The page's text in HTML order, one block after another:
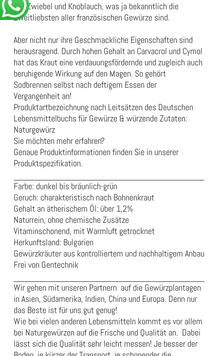
mit Zwiebel und Knoblauch, was ja bekanntlich die
Zweitliebsten aller französischen Gewürze sind.
Aber nicht nur ihre Geschmackliche Eigenschaften sind
herausragend. Durch hohen Gehalt an Carvacrol und Cymol
hat das Kraut eine verdauungsfördernde und zugleich auch
beruhigende Wirkung auf den Magen. So gehört
Sodbrennen selbst nach deftigem Essen der
Vergangenheit an!
Produktartbezeichnung nach Leitsätzen des Deutschen
Lebensmittelbuchs für Gewürze & würzende Zutaten:
Naturgewürz
Sie möchten mehr erfahren?
Genaue Produktinformationen finden Sie in unserer
Produktspezifikation.
Farbe: dunkel bis bräunlich-grün
Geruch: charakteristisch nach Bohnenkraut
Gehalt an ätherischem Öl: über 1,2%
Naturrein, ohne chemische Zusätze
Vitaminschonend, mit Warmluft getrocknet
Herkunftsland: Bulgarien
Gewürzkräuter aus kontrolliertem und nachhaltigem Anbau
Frei von Gentechnik
Wir gehen mit unseren Partnern auf die Gewürzplantagen
in Asien, Südamerika, Indien, China und Europa. Denn nur
das Beste ist für uns gut genug!
Wie bei vielen anderen Lebensmitteln kommt es vor allem
bei Naturgewürzen auf die Frische und Qualität an. Dabei
lässt sich die Qualität sehr leicht messen! Je besser der